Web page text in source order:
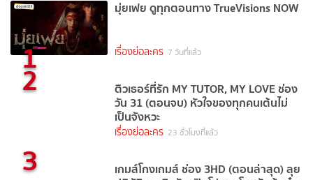
1
มุ่ยเฟย ดูทุกตอนทาง TrueVisions NOW
เรื่องย่อละคร 7 วันที่แล้ว
2 ติวเธอร์ที่รัก MY TUTOR, MY LOVE ช่อง
วัน 31 (ตอนจบ) หัวใจของทุกคนเต้นไม่
เป็นจังหวะ
เรื่องย่อละคร 23 ชั่วโมงที่แล้ว
3 เกมส์โกงเกมส์ ช่อง 3HD (ตอนล่าสุด) ลุย